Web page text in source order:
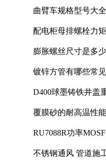
曲臂车规格型号大全
配电柜母排螺栓力
膨胀螺丝尺寸是多少
镀锌方管有哪些常
D400球墨铸铁井盖
覆膜砂的耐高温性
RU7088R功率
不锈钢通风 管道施